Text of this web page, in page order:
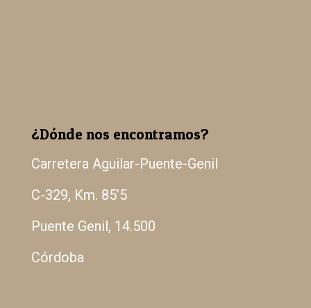
¿Dónde nos encontramos?
Carretera Aguilar-Puente-Genil
C-329, Km. 85’5
Puente Genil, 14.500
Córdoba